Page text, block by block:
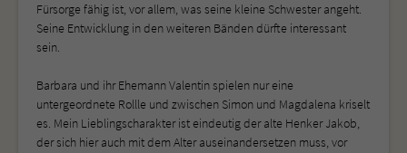
Fürsorge fähig ist, vor allem, was seine kleine Schwester angeht.
Seine Entwicklung in den weiteren Bänden dürfte interessant
sein.
Barbara und ihr Ehemann Valentin spielen nur eine
untergeordnete Rollle und zwischen Simon und Magdalena kriselt
es. Mein Lieblingscharakter ist eindeutig der alte Henker Jakob,
der sich hier auch mit dem Alter auseinandersetzen muss, vor